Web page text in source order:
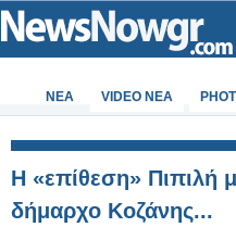
ΝΕΑ VIDEO NEA
Η «επίθεση» Πιπιλή
δήμαρχο Κοζάνης...